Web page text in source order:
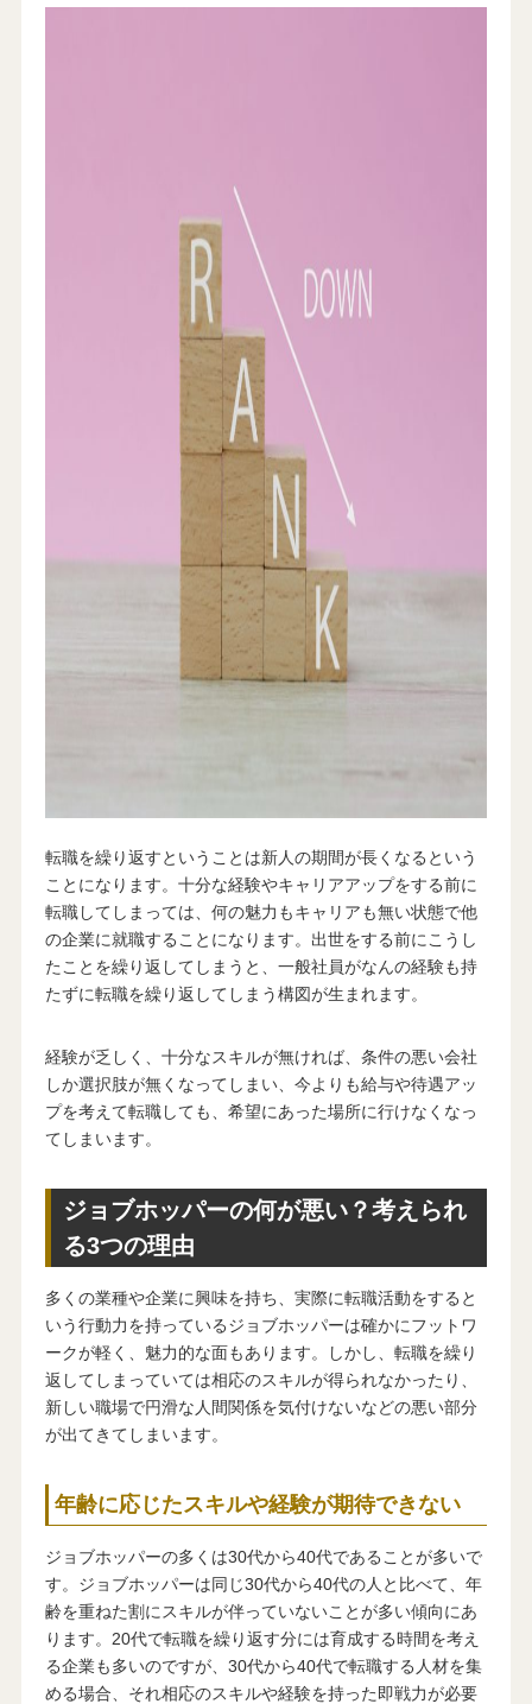
転職を繰り返すということは新人の期間が長くなるという
ことになります。十分な経験やキャリアアップをする前に
転職してしまっては、何の魅力もキャリアも無い状態で他
の企業に就職することになります。出世をする前にこうし
たことを繰り返してしまうと、一般社員がなんの経験も持
たずに転職を繰り返してしまう構図が生まれます。
経験が乏しく、十分なスキルが無ければ、条件の悪い会社
しか選択肢が無くなってしまい、今よりも給与や待遇アッ
プを考えて転職しても、希望にあった場所に行けなくなっ
てしまいます。
ジョブホッパーの何が悪い？考えられ
る3つの理由
多くの業種や企業に興味を持ち、実際に転職活動をすると
いう行動力を持っているジョブホッパーは確かにフットワ
ークが軽く、魅力的な面もあります。しかし、転職を繰り
返してしまっていては相応のスキルが得られなかったり、
新しい職場で円滑な人間関係を気付けないなどの悪い部分
が出てきてしまいます。
年齢に応じたスキルや経験が期待できない
ジョブホッパーの多くは30代から40代であることが多いで
す。ジョブホッパーは同じ30代から40代の人と比べて、年
齢を重ねた割にスキルが伴っていないことが多い傾向にあ
ります。20代で転職を繰り返す分には育成する時間を考え
る企業も多いのですが、30代から40代で転職する人材を集
める場合、それ相応のスキルや経験を持った即戦力が必要